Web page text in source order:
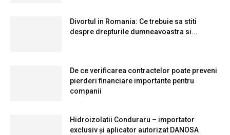
Divortul in Romania: Ce trebuie sa stiti
despre drepturile dumneavoastra si...
De ce verificarea contractelor poate preveni
pierderi financiare importante pentru
companii
Hidroizolatii Conduraru – importator
exclusiv și aplicator autorizat DANOSA